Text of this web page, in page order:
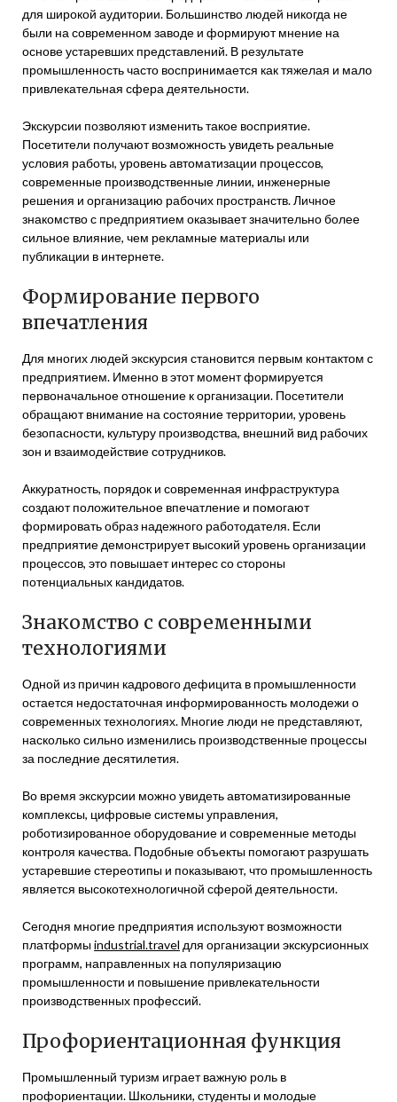
для широкой аудитории. Большинство людей никогда не
были на современном заводе и формируют мнение на
основе устаревших представлений. В результате
промышленность часто воспринимается как тяжелая и мало
привлекательная сфера деятельности.
Экскурсии позволяют изменить такое восприятие.
Посетители получают возможность увидеть реальные
условия работы, уровень автоматизации процессов,
современные производственные линии, инженерные
решения и организацию рабочих пространств. Личное
знакомство с предприятием оказывает значительно более
сильное влияние, чем рекламные материалы или
публикации в интернете.
Формирование первого
впечатления
Для многих людей экскурсия становится первым контактом с
предприятием. Именно в этот момент формируется
первоначальное отношение к организации. Посетители
обращают внимание на состояние территории, уровень
безопасности, культуру производства, внешний вид рабочих
зон и взаимодействие сотрудников.
Аккуратность, порядок и современная инфраструктура
создают положительное впечатление и помогают
формировать образ надежного работодателя. Если
предприятие демонстрирует высокий уровень организации
процессов, это повышает интерес со стороны
потенциальных кандидатов.
Знакомство с современными
технологиями
Одной из причин кадрового дефицита в промышленности
остается недостаточная информированность молодежи о
современных технологиях. Многие люди не представляют,
насколько сильно изменились производственные процессы
за последние десятилетия.
Во время экскурсии можно увидеть автоматизированные
комплексы, цифровые системы управления,
роботизированное оборудование и современные методы
контроля качества. Подобные объекты помогают разрушать
устаревшие стереотипы и показывают, что промышленность
является высокотехнологичной сферой деятельности.
Сегодня многие предприятия используют возможности
платформыindustrial.travel для организации экскурсионных
программ, направленных на популяризацию
промышленности и повышение привлекательности
производственных профессий.
Профориентационная функция
Промышленный туризм играет важную роль в
профориентации. Школьники, студенты и молодые